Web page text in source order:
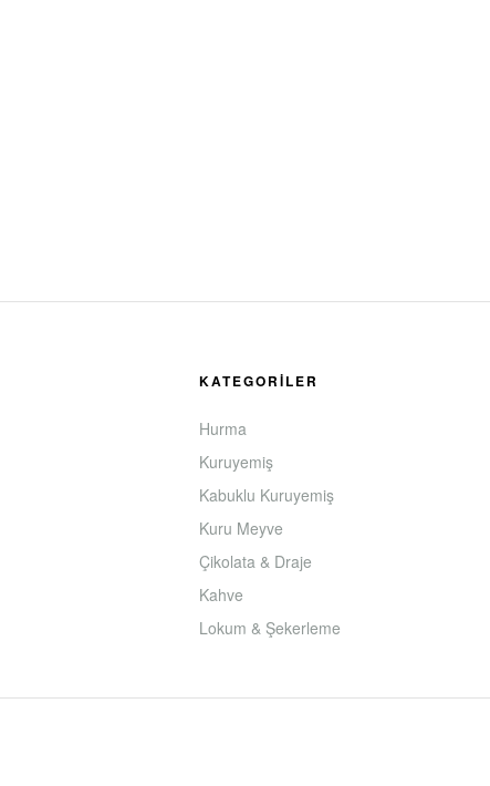
KATEGORİLER
Hurma
Kuruyemiş
Kabuklu Kuruyemiş
Kuru Meyve
Çikolata & Draje
Kahve
Lokum & Şekerleme